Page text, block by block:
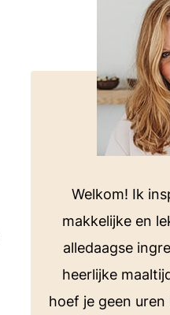
voor bij de
Welkom! Ik
makkelijke en
alledaagse
heerlijke
hoef je geen